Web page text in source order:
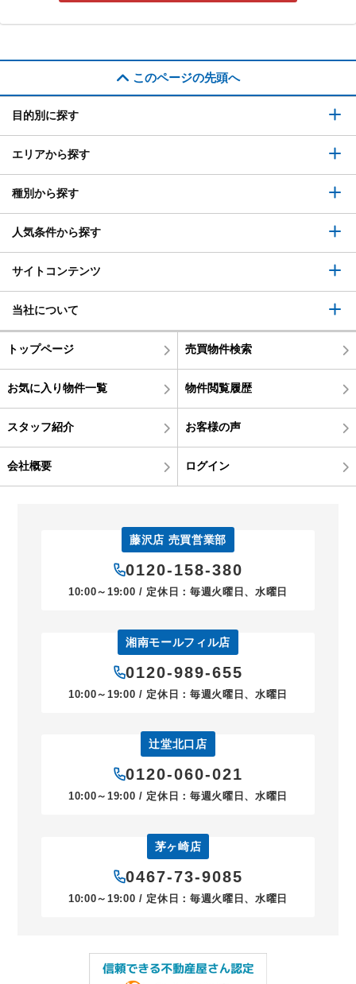
このページの先頭へ
目的別に探す
エリアから探す
種別から探す
人気条件から探す
サイトコンテンツ
当社について
トップページ 売買物件検索
お気に入り物件一覧 物件閲覧履歴
スタッフ紹介 お客様の声
会社概要 ログイン
藤沢店 売買営業部
0120-158-380
10:00～19:00 / 定休日：毎週火曜日、水曜日
湘南モールフィル店
0120-989-655
10:00～19:00 / 定休日：毎週火曜日、水曜日
辻堂北口店
0120-060-021
10:00～19:00 / 定休日：毎週火曜日、水曜日
茅ヶ崎店
0467-73-9085
10:00～19:00 / 定休日：毎週火曜日、水曜日